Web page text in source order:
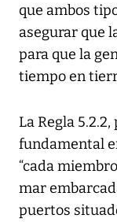
que ambos
asegurar que
para que la
tiempo en
La Regla
fundamental
“cada
mar
puertos